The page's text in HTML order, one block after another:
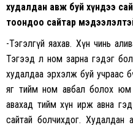
худалдан авж буй хүндээ
тоондоо сайтар
-Тэгэлгүй яахав. Хүн чинь
Тэгээд л ном зарна гэдэг
худалдаа эрхэлж буй учраас
яг тийм ном авбал болох
авахад тийм хүн ирж авна
сайтай болчихдог. Худалдан